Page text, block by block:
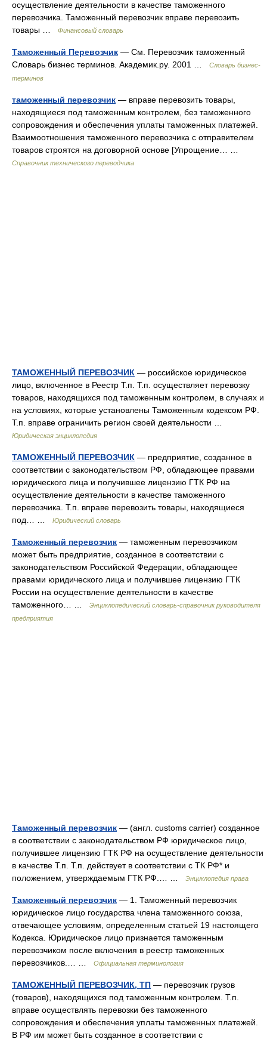
осуществление деятельности в качестве таможенного
перевозчика. Таможенный перевозчик вправе перевозить
товары …
Финансовый словарь
Таможенный Перевозчик — См. Перевозчик таможенный
Словарь бизнес терминов. Академик.ру. 2001 …
Словарь бизнес-
терминов
таможенный перевозчик — вправе перевозить товары,
находящиеся под таможенным контролем, без таможенного
сопровождения и обеспечения уплаты таможенных платежей.
Взаимоотношения таможенного перевозчика с отправителем
товаров строятся на договорной основе [Упрощение… …
Справочник технического переводчика
ТАМОЖЕННЫЙ ПЕРЕВОЗЧИК — российское юридическое
лицо, включенное в Реестр Т.п. Т.п. осуществляет перевозку
товаров, находящихся под таможенным контролем, в случаях и
на условиях, которые установлены Таможенным кодексом РФ.
Т.п. вправе ограничить регион своей деятельности …
Юридическая энциклопедия
ТАМОЖЕННЫЙ ПЕРЕВОЗЧИК — предприятие, созданное в
соответствии с законодательством РФ, обладающее правами
юридического лица и получившее лицензию ГТК РФ на
осуществление деятельности в качестве таможенного
перевозчика. Т.п. вправе перевозить товары, находящиеся
под… …
Юридический словарь
Таможенный перевозчик — таможенным перевозчиком
может быть предприятие, созданное в соответствии с
законодательством Российской Федерации, обладающее
правами юридического лица и получившее лицензию ГТК
России на осуществление деятельности в качестве
таможенного… …
Энциклопедический словарь-справочник руководителя
предприятия
Таможенный перевозчик — (англ. customs carrier) созданное
в соответствии с законодательством РФ юридическое лицо,
получившее лицензию ГТК РФ на осуществление деятельности
в качестве Т.п. Т.п. действует в соответствии с ТК РФ* и
положением, утверждаемым ГТК РФ.… …
Энциклопедия права
Таможенный перевозчик — 1. Таможенный перевозчик
юридическое лицо государства члена таможенного союза,
отвечающее условиям, определенным статьей 19 настоящего
Кодекса. Юридическое лицо признается таможенным
перевозчиком после включения в реестр таможенных
перевозчиков.… …
Официальная терминология
ТАМОЖЕННЫЙ ПЕРЕВОЗЧИК, ТП — перевозчик грузов
(товаров), находящихся под таможенным контролем. Т.п.
вправе осуществлять перевозки без таможенного
сопровождения и обеспечения уплаты таможенных платежей.
В РФ им может быть созданное в соответствии с